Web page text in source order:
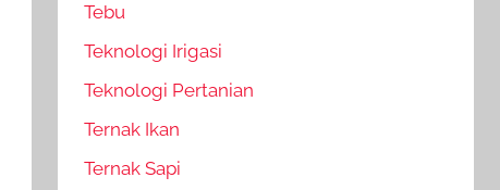
Tebu
Teknologi Irigasi
Teknologi Pertanian
Ternak Ikan
Ternak Sapi